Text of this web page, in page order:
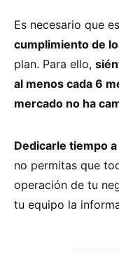
Es necesario que
cumplimiento de
plan. Para ello,
al menos cada 6
mercado no ha
Dedicarle tiempo
no permitas que
operación de tu
tu equipo la